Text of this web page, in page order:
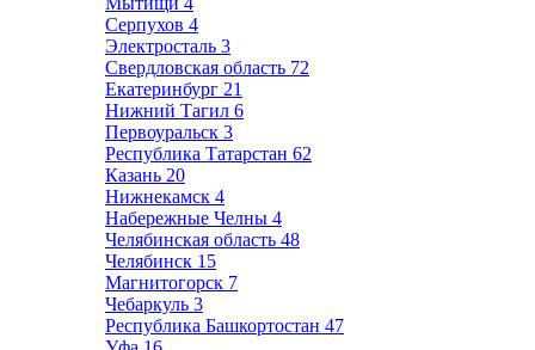
Серпухов 4
Электросталь 3
Свердловская область 72
Екатеринбург 21
Нижний Тагил 6
Первоуральск 3
Республика Татарстан 62
Казань 20
Нижнекамск 4
Набережные Челны 4
Челябинская область 48
Челябинск 15
Магнитогорск 7
Чебаркуль 3
Республика Башкортостан 47